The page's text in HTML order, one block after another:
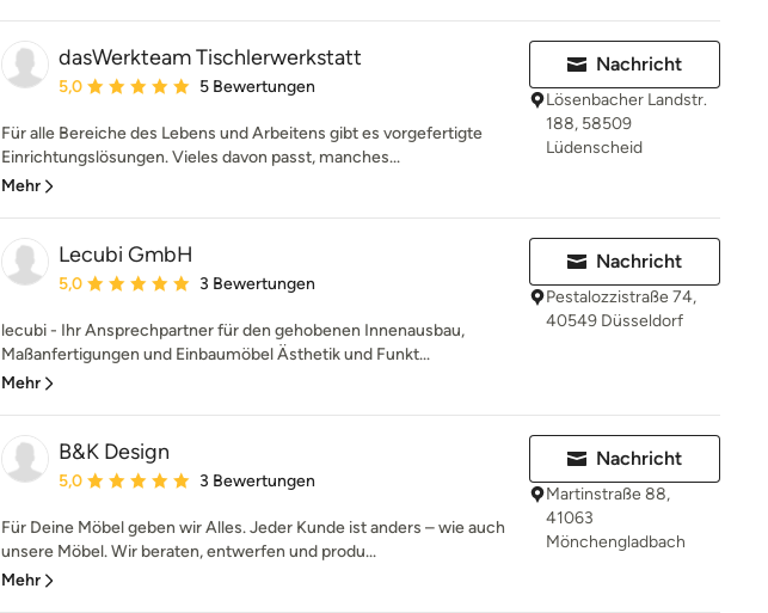
dasWerkteam Tischlerwerkstatt
Durchschnittliche Bewertung: 5 von 5 Sternen
5,0 5 Bewertungen
Für alle Bereiche des Lebens und Arbeitens gibt es vorgefertigte
Einrichtungslösungen. Vieles davon passt, manches...
Mehr
Nachricht
Lösenbacher Landstr.
188, 58509
Lüdenscheid
Lecubi GmbH
Durchschnittliche Bewertung: 5 von 5 Sternen
5,0 3 Bewertungen
lecubi - Ihr Ansprechpartner für den gehobenen Innenausbau,
Maßanfertigungen und Einbaumöbel Ästhetik und Funkt...
Mehr
Nachricht
Pestalozzistraße 74,
40549 Düsseldorf
B&K Design
Durchschnittliche Bewertung: 5 von 5 Sternen
5,0 3 Bewertungen
Für Deine Möbel geben wir Alles. Jeder Kunde ist anders – wie auch
unsere Möbel. Wir beraten, entwerfen und produ...
Mehr
Nachricht
Martinstraße 88,
41063
Mönchengladbach